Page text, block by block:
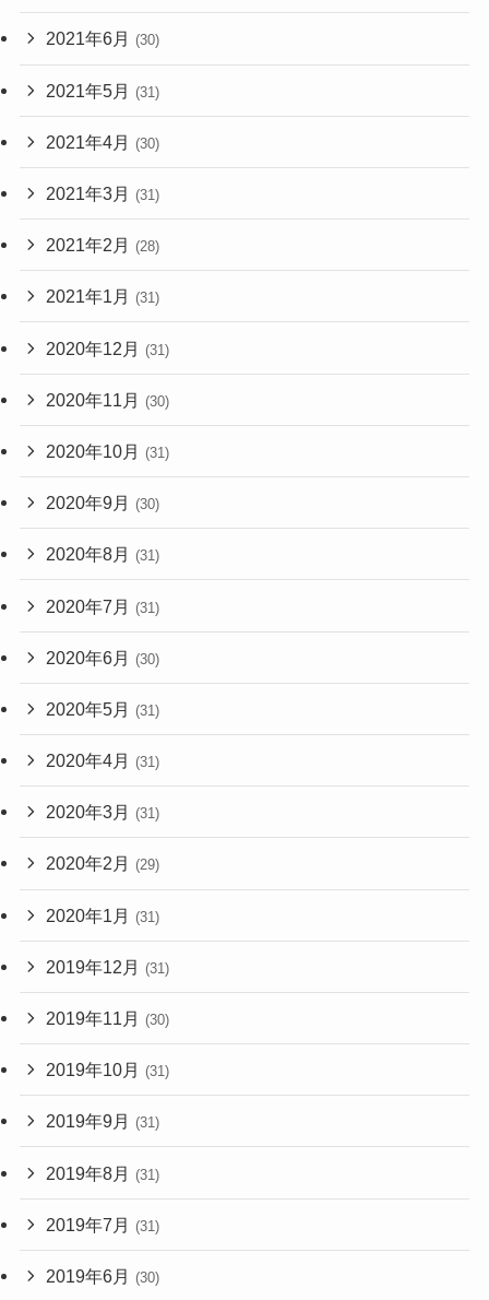
2021年6月 (30)
2021年5月 (31)
2021年4月 (30)
2021年3月 (31)
2021年2月 (28)
2021年1月 (31)
2020年12月 (31)
2020年11月 (30)
2020年10月 (31)
2020年9月 (30)
2020年8月 (31)
2020年7月 (31)
2020年6月 (30)
2020年5月 (31)
2020年4月 (31)
2020年3月 (31)
2020年2月 (29)
2020年1月 (31)
2019年12月 (31)
2019年11月 (30)
2019年10月 (31)
2019年9月 (31)
2019年8月 (31)
2019年7月 (31)
2019年6月 (30)